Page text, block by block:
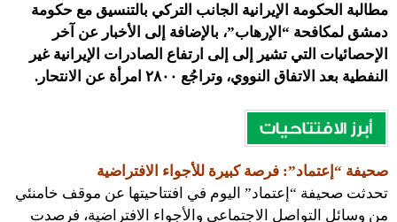
مطالبة الحكومة الإيرانية الجانب التركي بالتنسيق مع حكومة
دمشق لمكافحة “الإرهاب”، بالإضافة إلى الأخبار عن آخر
الإحصائيات التي تشير إلى إلى ارتفاع الصادرات الإيرانية غير
النفطية بعد الاتفاق النووي، وتراجُع ٢٨٠٠ امرأة عن الانتحار.
صحيفة “إعتماد”: فرصة كبيرة للأجواء الافتراضية
تحدثت صحيفة “إعتماد” اليوم في افتتاحيتها عن موقف خامنئي
من وسائل التواصل الاجتماعي والأجواء الافتراضية، فرصدت